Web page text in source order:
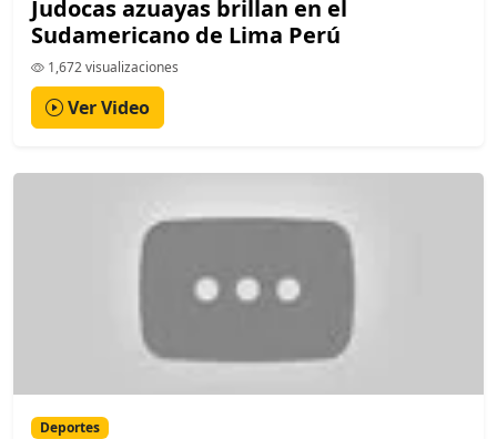
Judocas azuayas brillan en el
Sudamericano de Lima Perú
1,672 visualizaciones
Ver Video
Deportes